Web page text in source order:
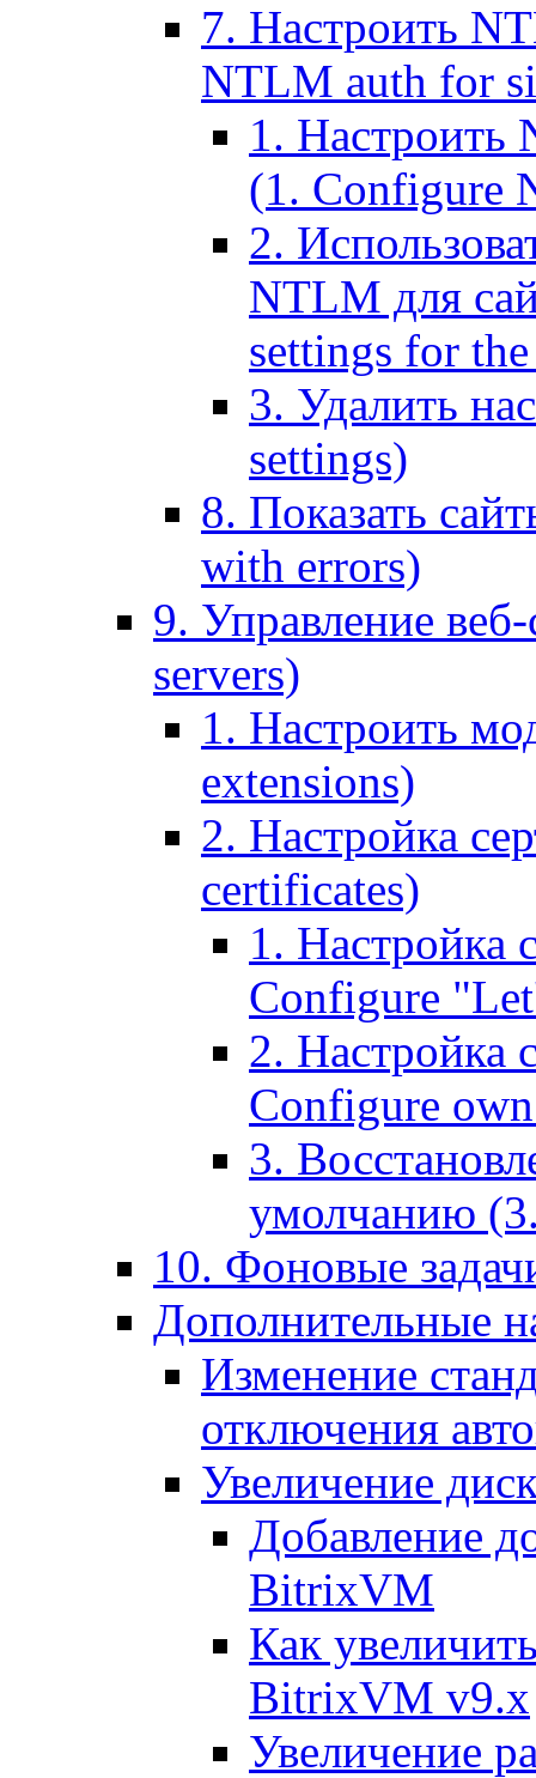
7. Настроить
NTLM auth for
1. Настроить
(1. Configure
2.
NTLM для
settings for
3. Удалить
settings)
8. Показать
with errors)
9. Управление
servers)
1. Настроить
extensions)
2. Настройка
certificates)
1. Настройка
Configure
2. Настройка
Configure
3.
умолчанию
10. Фоновые
Дополнительные
Изменение
отключения
Увеличение
Добавление
BitrixVM
Как
BitrixVM v9.x
Увеличение